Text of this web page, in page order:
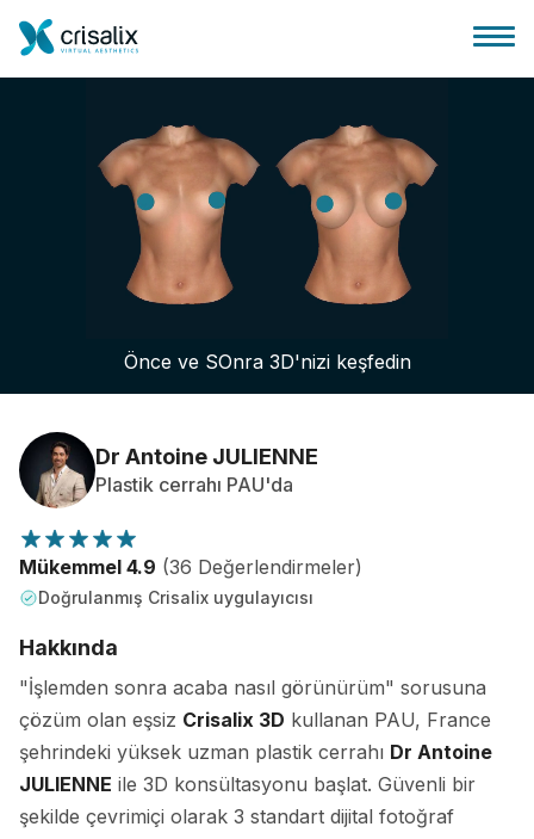
Cerrah ana sayfası
3D İş Platformu
Hasta incelemeleri
Önce ve SOnra 3D'nizi keşfedin
Dr Antoine JULIENNE
Plastik cerrahı PAU'da
Mükemmel 4.9 (36 Değerlendirmeler)
Doğrulanmış Crisalix uygulayıcısı
Hakkında
"İşlemden sonra acaba nasıl görünürüm" sorusuna
çözüm olan eşsiz Crisalix 3D kullanan PAU, France
şehrindeki yüksek uzman plastik cerrahı Dr Antoine
JULIENNE ile 3D konsültasyonu başlat. Güvenli bir
şekilde çevrimiçi olarak 3 standart dijital fotoğraf